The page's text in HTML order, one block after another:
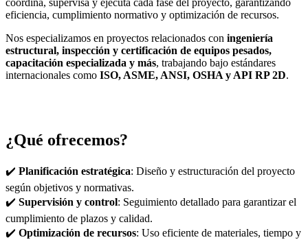
eficiencia, cumplimiento normativo y optimización de recursos.
Nos especializamos en proyectos relacionados con ingeniería
estructural, inspección y certificación de equipos pesados,
capacitación especializada y más, trabajando bajo estándares
internacionales como ISO, ASME, ANSI, OSHA y API RP 2D.
¿Qué ofrecemos?
✔️ Planificación estratégica: Diseño y estructuración del proyecto
según objetivos y normativas.
✔️ Supervisión y control: Seguimiento detallado para garantizar el
cumplimiento de plazos y calidad.
✔️ Optimización de recursos: Uso eficiente de materiales, tiempo y